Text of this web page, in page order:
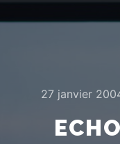
27 janvier